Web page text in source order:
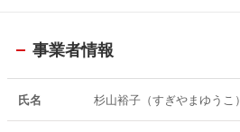
事業者情報
氏名 杉山裕子（すぎやまゆうこ）